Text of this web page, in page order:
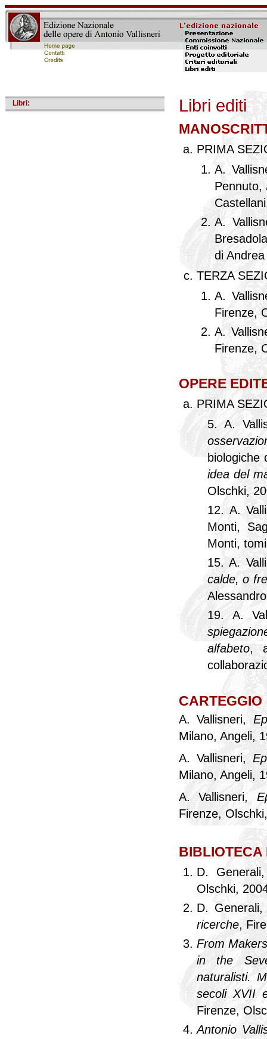
Libri: Libri editi
PRIMA
A.
Pennuto,
A.
di
TERZA
A.
Firenze,
A.
Firenze,
OPERE
PRIMA
5. A.
biologiche
idea del
Olschki,
12. A.
Monti,
Monti,
15. A.
calde, o
19. A.
alfabeto,
CARTEGGIO
A. Vallisneri,
Milano, Angeli,
A. Vallisneri,
Milano, Angeli,
A. Vallisneri,
Firenze,
BIBLIOTECA
D.
Olschki,
D.
ricerche,
From
in the
naturalisti.
secoli XVII
Firenze,
Antonio